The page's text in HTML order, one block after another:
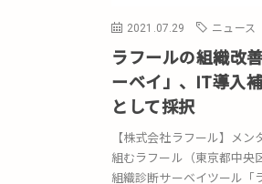
2021.07.29 ニュース
ラフールの組織改
ーベイ」、IT導入
として採択
【株式会社ラフール】メ
組むラフール（東京都中央
組織診断サーベイツール「